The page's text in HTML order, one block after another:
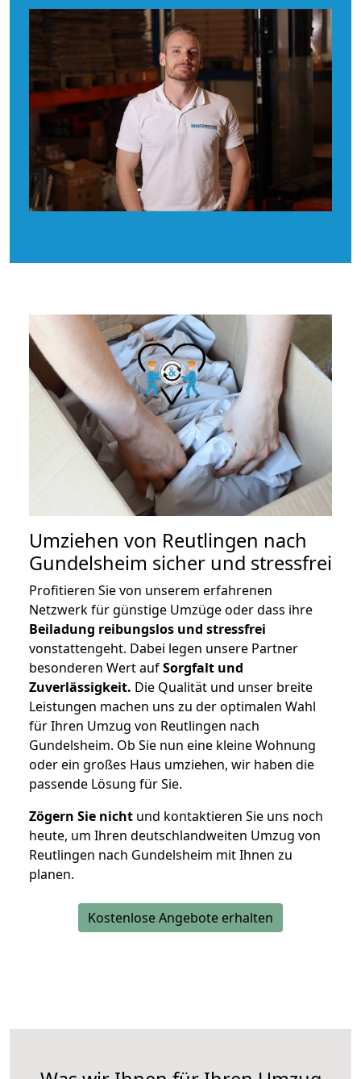
Umziehen von Reutlingen nach
Gundelsheim sicher und stressfrei
Profitieren Sie von unserem erfahrenen
Netzwerk für günstige Umzüge oder dass ihre
Beiladung reibungslos und stressfrei
vonstattengeht. Dabei legen unsere Partner
besonderen Wert aufSorgfalt und
Zuverlässigkeit. Die Qualität und unser breite
Leistungen machen uns zu der optimalen Wahl
für Ihren Umzug von Reutlingen nach
Gundelsheim. Ob Sie nun eine kleine Wohnung
oder ein großes Haus umziehen, wir haben die
passende Lösung für Sie.
Zögern Sie nicht und kontaktieren Sie uns noch
heute, um Ihren deutschlandweiten Umzug von
Reutlingen nach Gundelsheim mit Ihnen zu
planen.
Kostenlose Angebote erhalten